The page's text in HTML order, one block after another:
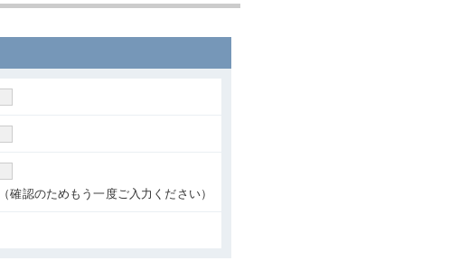
（確認のためもう一度ご入力ください）